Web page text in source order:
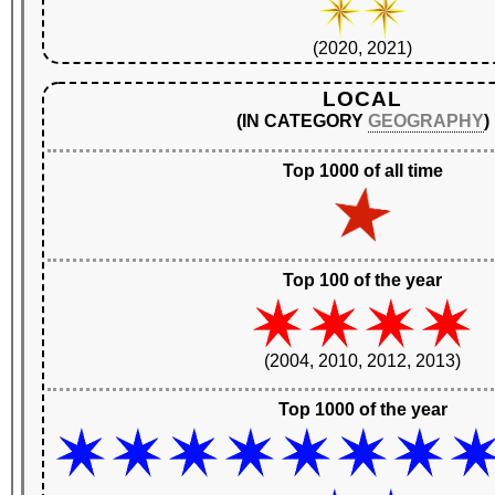
(2020, 2021)
LOCAL
(IN CATEGORY GEOGRAPHY)
Top 1000 of all time
Top 100 of the year
(2004, 2010, 2012, 2013)
Top 1000 of the year